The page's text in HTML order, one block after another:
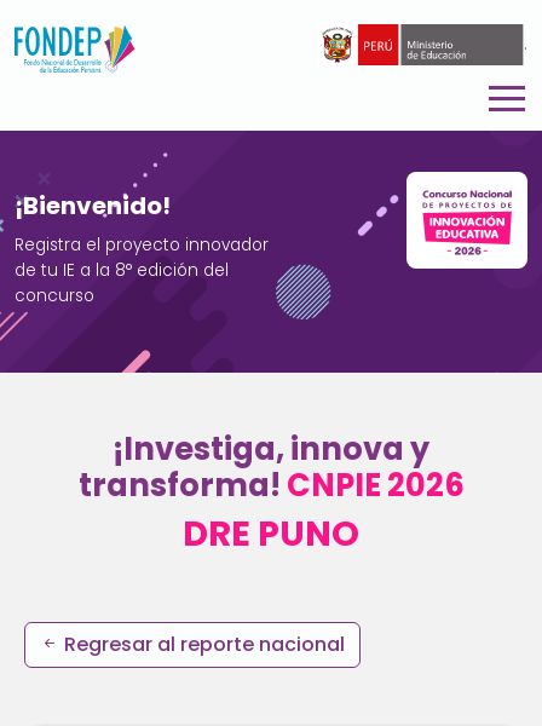
.
¡Bienvenido!
Registra el proyecto innovador
de tu IE a la 8° edición del
concurso
¡Investiga, innova y
transforma! CNPIE 2026
DRE PUNO
Regresar al reporte nacional